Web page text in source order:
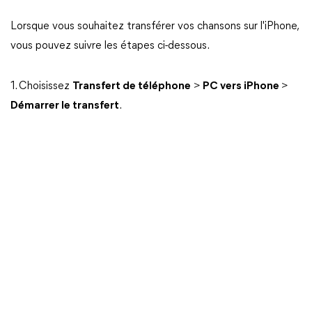
Lorsque vous souhaitez transférer vos chansons sur l'iPhone,
vous pouvez suivre les étapes ci-dessous.
1. Choisissez Transfert de téléphone > PC vers iPhone >
Démarrer le transfert.